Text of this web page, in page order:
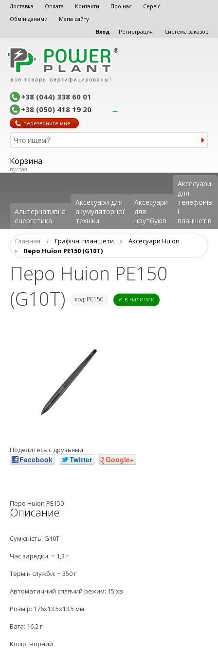
Доставка Оплата Контакти Про нас
Сервіс
Обмін даними
Мапа сайту
Вход
Регистрация Система заказов
+38 (044) 338 60 01
+38 (050) 418 19 20
перезвоните мне
Корзина
пустая
Альтернативна
енергетика
Аксесуари для
акумуляторної
техніки
Аксесуари
для
ноутбуків
Аксеcуари
для
телефонів
і
планшетів
Главная › Графічні планшети ›
Аксесуари Huion
›
Перо Huion PE150 (G10T)
Перо Huion PE150
(G10T)
код: PE150 ✓ в наличии
Поделитесь с друзьями:
Facebook Twitter Google+
Описание
Перо Huion PE150
Сумісність: G10T
Час зарядки: ~ 1,3 г
Термін служби: ~ 350 г
Автоматичний сплячий режим: 15 хв
Розмір: 176х13.5х13.5 мм
Вага: 16.2 г
Колір: Чорний